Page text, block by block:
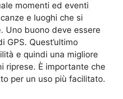
momenti ed eventi
e luoghi che si
Uno buono deve essere
GPS. Quest’ultimo
e quindi una migliore
riprese. È importante che
per un uso più facilitato.